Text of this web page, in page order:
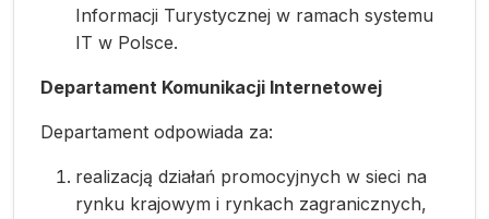
Informacji Turystycznej w ramach systemu
IT w Polsce.
Departament Komunikacji Internetowej
Departament odpowiada za:
realizacją działań promocyjnych w sieci na
rynku krajowym i rynkach zagranicznych,